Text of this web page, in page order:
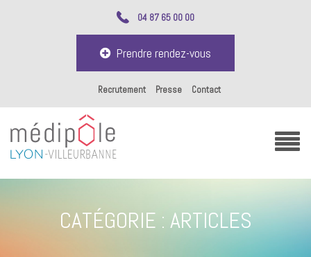
04 87 65 00 00
Prendre rendez-vous
Recrutement Presse Contact
CATÉGORIE : ARTICLES